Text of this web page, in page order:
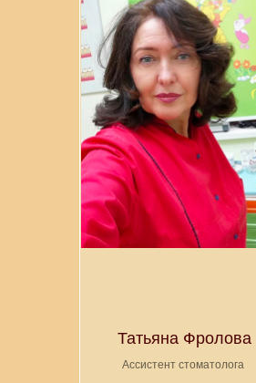
Татьяна Фролова
Ассистент стоматолога